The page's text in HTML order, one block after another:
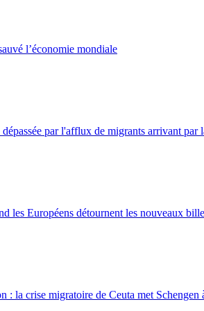
l’économie mondiale
par l'afflux de migrants arrivant par
les Européens détournent les nouveaux
: la crise migratoire de Ceuta met Schengen